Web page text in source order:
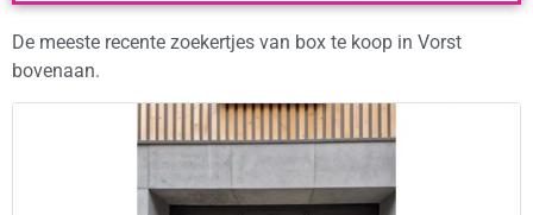
De meeste recente zoekertjes van box te koop in Vorst
bovenaan.